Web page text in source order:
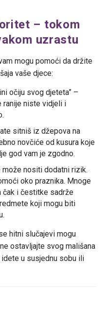
– tokom
uzrastu
mogu pomoći da držite
vaše djece:
očiju svog djeteta” –
ranije niste vidjeli i
sitniš iz džepova na
novčiće od kusura koje
god vam je zgodno.
nositi dodatni rizik.
oko praznika. Mnoge
čak i čestitke sadrže
koji mogu biti
hitni slučajevi mogu
ostavljajte svog mališana
u susjednu sobu ili